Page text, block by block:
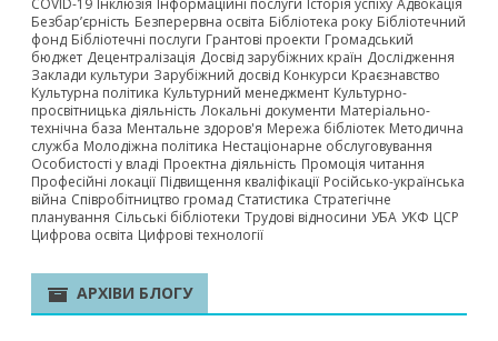
COVID-19 Інклюзія Інформаційні послуги Історія успіху Адвокація
Безбар’єрність Безперервна освіта Бібліотека року Бібліотечний
фонд Бібліотечні послуги Грантові проекти Громадський
бюджет Децентралізація Досвід зарубіжних країн Дослідження
Заклади культури Зарубіжний досвід Конкурси Краєзнавство
Культурна політика Культурний менеджмент Культурно-
просвітницька діяльність Локальні документи Матеріально-
технічна база Ментальне здоров'я Мережа бібліотек Методична
служба Молодіжна політика Нестаціонарне обслуговування
Особистості у владі Проектна діяльність Промоція читання
Професійні локації Підвищення кваліфікації Російсько-українська
війна Співробітництво громад Статистика Стратегічне
планування Сільські бібліотеки Трудові відносини УБА УКФ ЦСР
Цифрова освіта Цифрові технології
АРХІВИ БЛОГУ